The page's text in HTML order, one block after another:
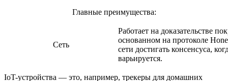
Главные преимущества:
Сеть
Работает на доказательстве
основанном на протоколе
сети достигать консенсуса,
варьируется.
IoT-устройства — это, например, трекеры для домашних